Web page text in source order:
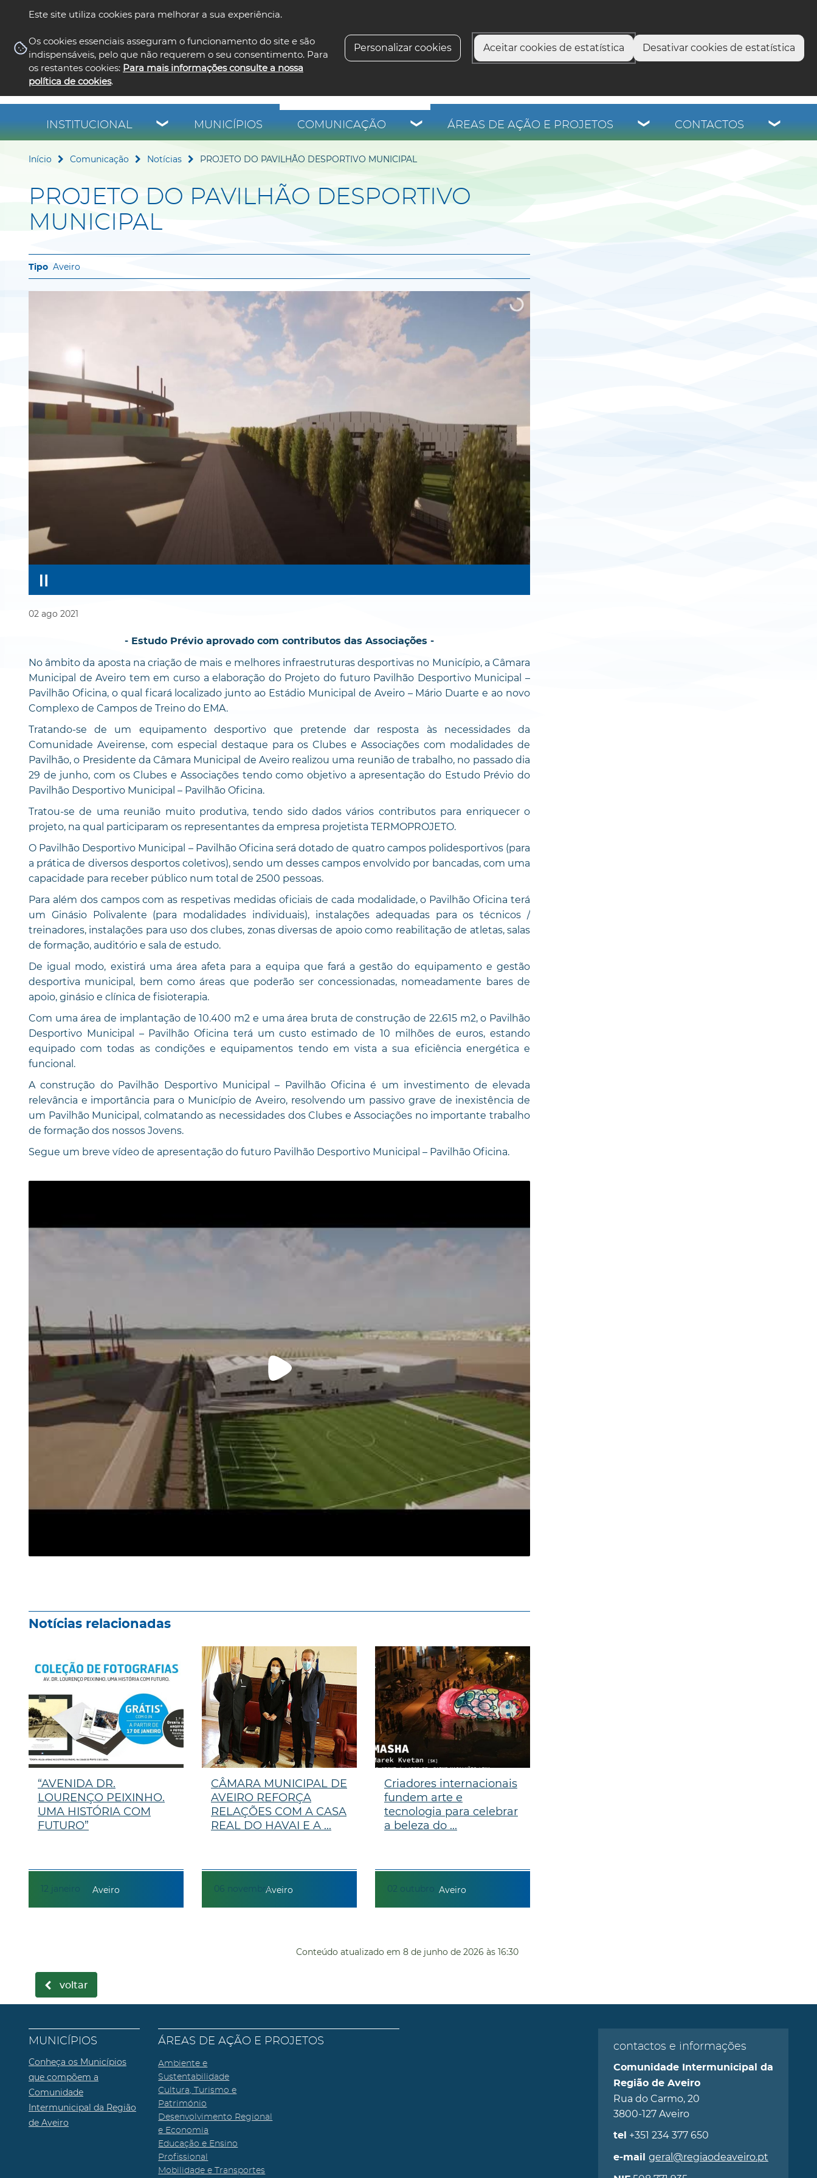
Este site utiliza cookies para melhorar a sua experiência.
Os cookies essenciais asseguram o funcionamento do site e são
indispensáveis, pelo que não requerem o seu consentimento. Para
os restantes cookies: Para mais informações consulte a nossa
política de cookies.
Personalizar cookies Aceitar cookies de estatística Desativar cookies de estatística
INSTITUCIONAL MUNICÍPIOS COMUNICAÇÃO ÁREAS DE AÇÃO E PROJETOS CONTACTOS
Início Comunicação Notícias PROJETO DO PAVILHÃO DESPORTIVO MUNICIPAL
PROJETO DO PAVILHÃO DESPORTIVO
MUNICIPAL
Aveiro
02 ago 2021
- Estudo Prévio aprovado com contributos das Associações -
No âmbito da aposta na criação de mais e melhores infraestruturas desportivas no Município, a Câmara
Municipal de Aveiro tem em curso a elaboração do Projeto do futuro Pavilhão Desportivo Municipal –
Pavilhão Oficina, o qual ficará localizado junto ao Estádio Municipal de Aveiro – Mário Duarte e ao novo
Complexo de Campos de Treino do EMA.
Tratando-se de um equipamento desportivo que pretende dar resposta às necessidades da
Comunidade Aveirense, com especial destaque para os Clubes e Associações com modalidades de
Pavilhão, o Presidente da Câmara Municipal de Aveiro realizou uma reunião de trabalho, no passado dia
29 de junho, com os Clubes e Associações tendo como objetivo a apresentação do Estudo Prévio do
Pavilhão Desportivo Municipal – Pavilhão Oficina.
Tratou-se de uma reunião muito produtiva, tendo sido dados vários contributos para enriquecer o
projeto, na qual participaram os representantes da empresa projetista TERMOPROJETO.
O Pavilhão Desportivo Municipal – Pavilhão Oficina será dotado de quatro campos polidesportivos (para
a prática de diversos desportos coletivos), sendo um desses campos envolvido por bancadas, com uma
capacidade para receber público num total de 2500 pessoas.
Para além dos campos com as respetivas medidas oficiais de cada modalidade, o Pavilhão Oficina terá
um Ginásio Polivalente (para modalidades individuais), instalações adequadas para os técnicos /
treinadores, instalações para uso dos clubes, zonas diversas de apoio como reabilitação de atletas, salas
de formação, auditório e sala de estudo.
De igual modo, existirá uma área afeta para a equipa que fará a gestão do equipamento e gestão
desportiva municipal, bem como áreas que poderão ser concessionadas, nomeadamente bares de
apoio, ginásio e clínica de fisioterapia.
Com uma área de implantação de 10.400 m2 e uma área bruta de construção de 22.615 m2, o Pavilhão
Desportivo Municipal – Pavilhão Oficina terá um custo estimado de 10 milhões de euros, estando
equipado com todas as condições e equipamentos tendo em vista a sua eficiência energética e
funcional.
A construção do Pavilhão Desportivo Municipal – Pavilhão Oficina é um investimento de elevada
relevância e importância para o Município de Aveiro, resolvendo um passivo grave de inexistência de
um Pavilhão Municipal, colmatando as necessidades dos Clubes e Associações no importante trabalho
de formação dos nossos Jovens.
Segue um breve vídeo de apresentação do futuro Pavilhão Desportivo Municipal – Pavilhão Oficina.
Notícias relacionadas
12 janeiro
“AVENIDA DR.
LOURENÇO PEIXINHO.
UMA HISTÓRIA COM
FUTURO”
Aveiro 06 novembro
CÂMARA MUNICIPAL DE
AVEIRO REFORÇA
RELAÇÕES COM A CASA
REAL DO HAVAI E A ...
Aveiro 02 outubro
Criadores internacionais
fundem arte e
tecnologia para celebrar
a beleza do ...
Aveiro
Conteúdo atualizado em 8 de junho de 2026 às 16:30
voltar
MUNICÍPIOS
Conheça os Municípios
que compõem a
Comunidade
Intermunicipal da Região
de Aveiro
ÁREAS DE AÇÃO E PROJETOS
Ambiente e
Sustentabilidade
Cultura, Turismo e
Património
Desenvolvimento Regional
e Economia
Educação e Ensino
Profissional
Mobilidade e Transportes
contactos e informações
Comunidade Intermunicipal da
Região de Aveiro
Rua do Carmo, 20
3800-127 Aveiro
tel +351 234 377 650
e-mail geral@regiaodeaveiro.pt